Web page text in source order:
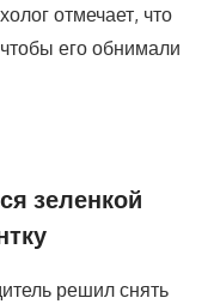
отмечает, что
его обнимали
зеленкой
решил снять